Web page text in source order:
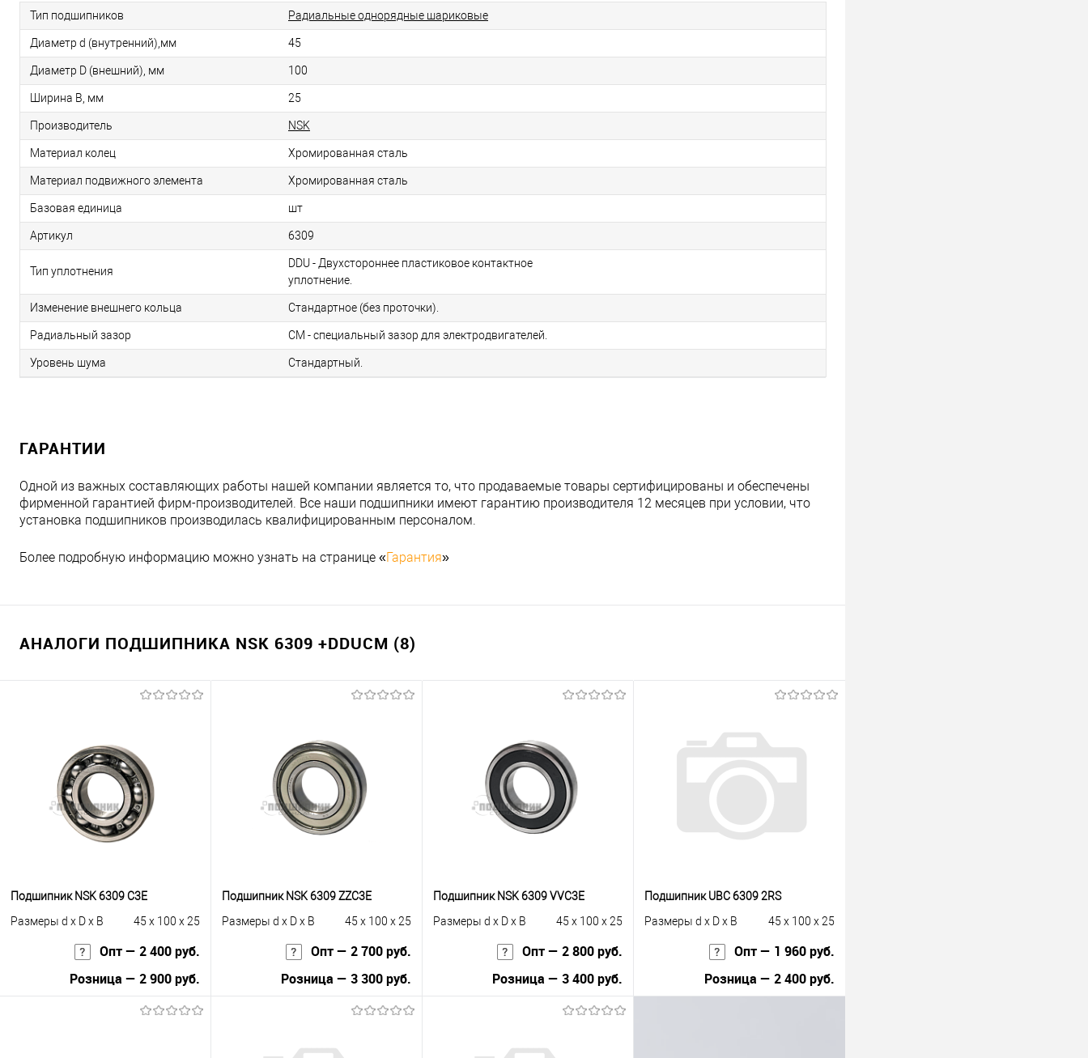
Тип подшипников Радиальные однорядные шариковые
Диаметр d (внутренний),мм 45
Диаметр D (внешний), мм 100
Ширина B, мм 25
Производитель NSK
Материал колец Хромированная сталь
Материал подвижного элемента Хромированная сталь
Базовая единица шт
Артикул 6309
Тип уплотнения
DDU - Двухстороннее пластиковое контактное
уплотнение.
Изменение внешнего кольца Стандартное (без проточки).
Радиальный зазор CM - специальный зазор для электродвигателей.
Уровень шума Стандартный.
ГАРАНТИИ
Одной из важных составляющих работы нашей компании является то, что продаваемые товары сертифицированы и обеспечены
фирменной гарантией фирм-производителей. Все наши подшипники имеют гарантию производителя 12 месяцев при условии, что
установка подшипников производилась квалифицированным персоналом.
Более подробную информацию можно узнать на странице «Гарантия»
АНАЛОГИ ПОДШИПНИКА NSK 6309 +DDUCM (8)
Подшипник NSK 6309 C3E
Размеры d x D x B
45 x 100 x 25
Опт — 2 400 руб.
Розница — 2 900 руб.
Подшипник NSK 6309 ZZC3E
Размеры d x D x B
45 x 100 x 25
Опт — 2 700 руб.
Розница — 3 300 руб.
Подшипник NSK 6309 VVC3E
Размеры d x D x B
45 x 100 x 25
Опт — 2 800 руб.
Розница — 3 400 руб.
Подшипник UBC 6309 2RS
Размеры d x D x B
45 x 100 x 25
Опт — 1 960 руб.
Розница — 2 400 руб.